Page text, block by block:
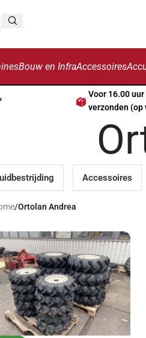
Bouw en InfraAccessoires
Voor 16.00
verzonden (op
Accessoires
/Ortolan Andrea